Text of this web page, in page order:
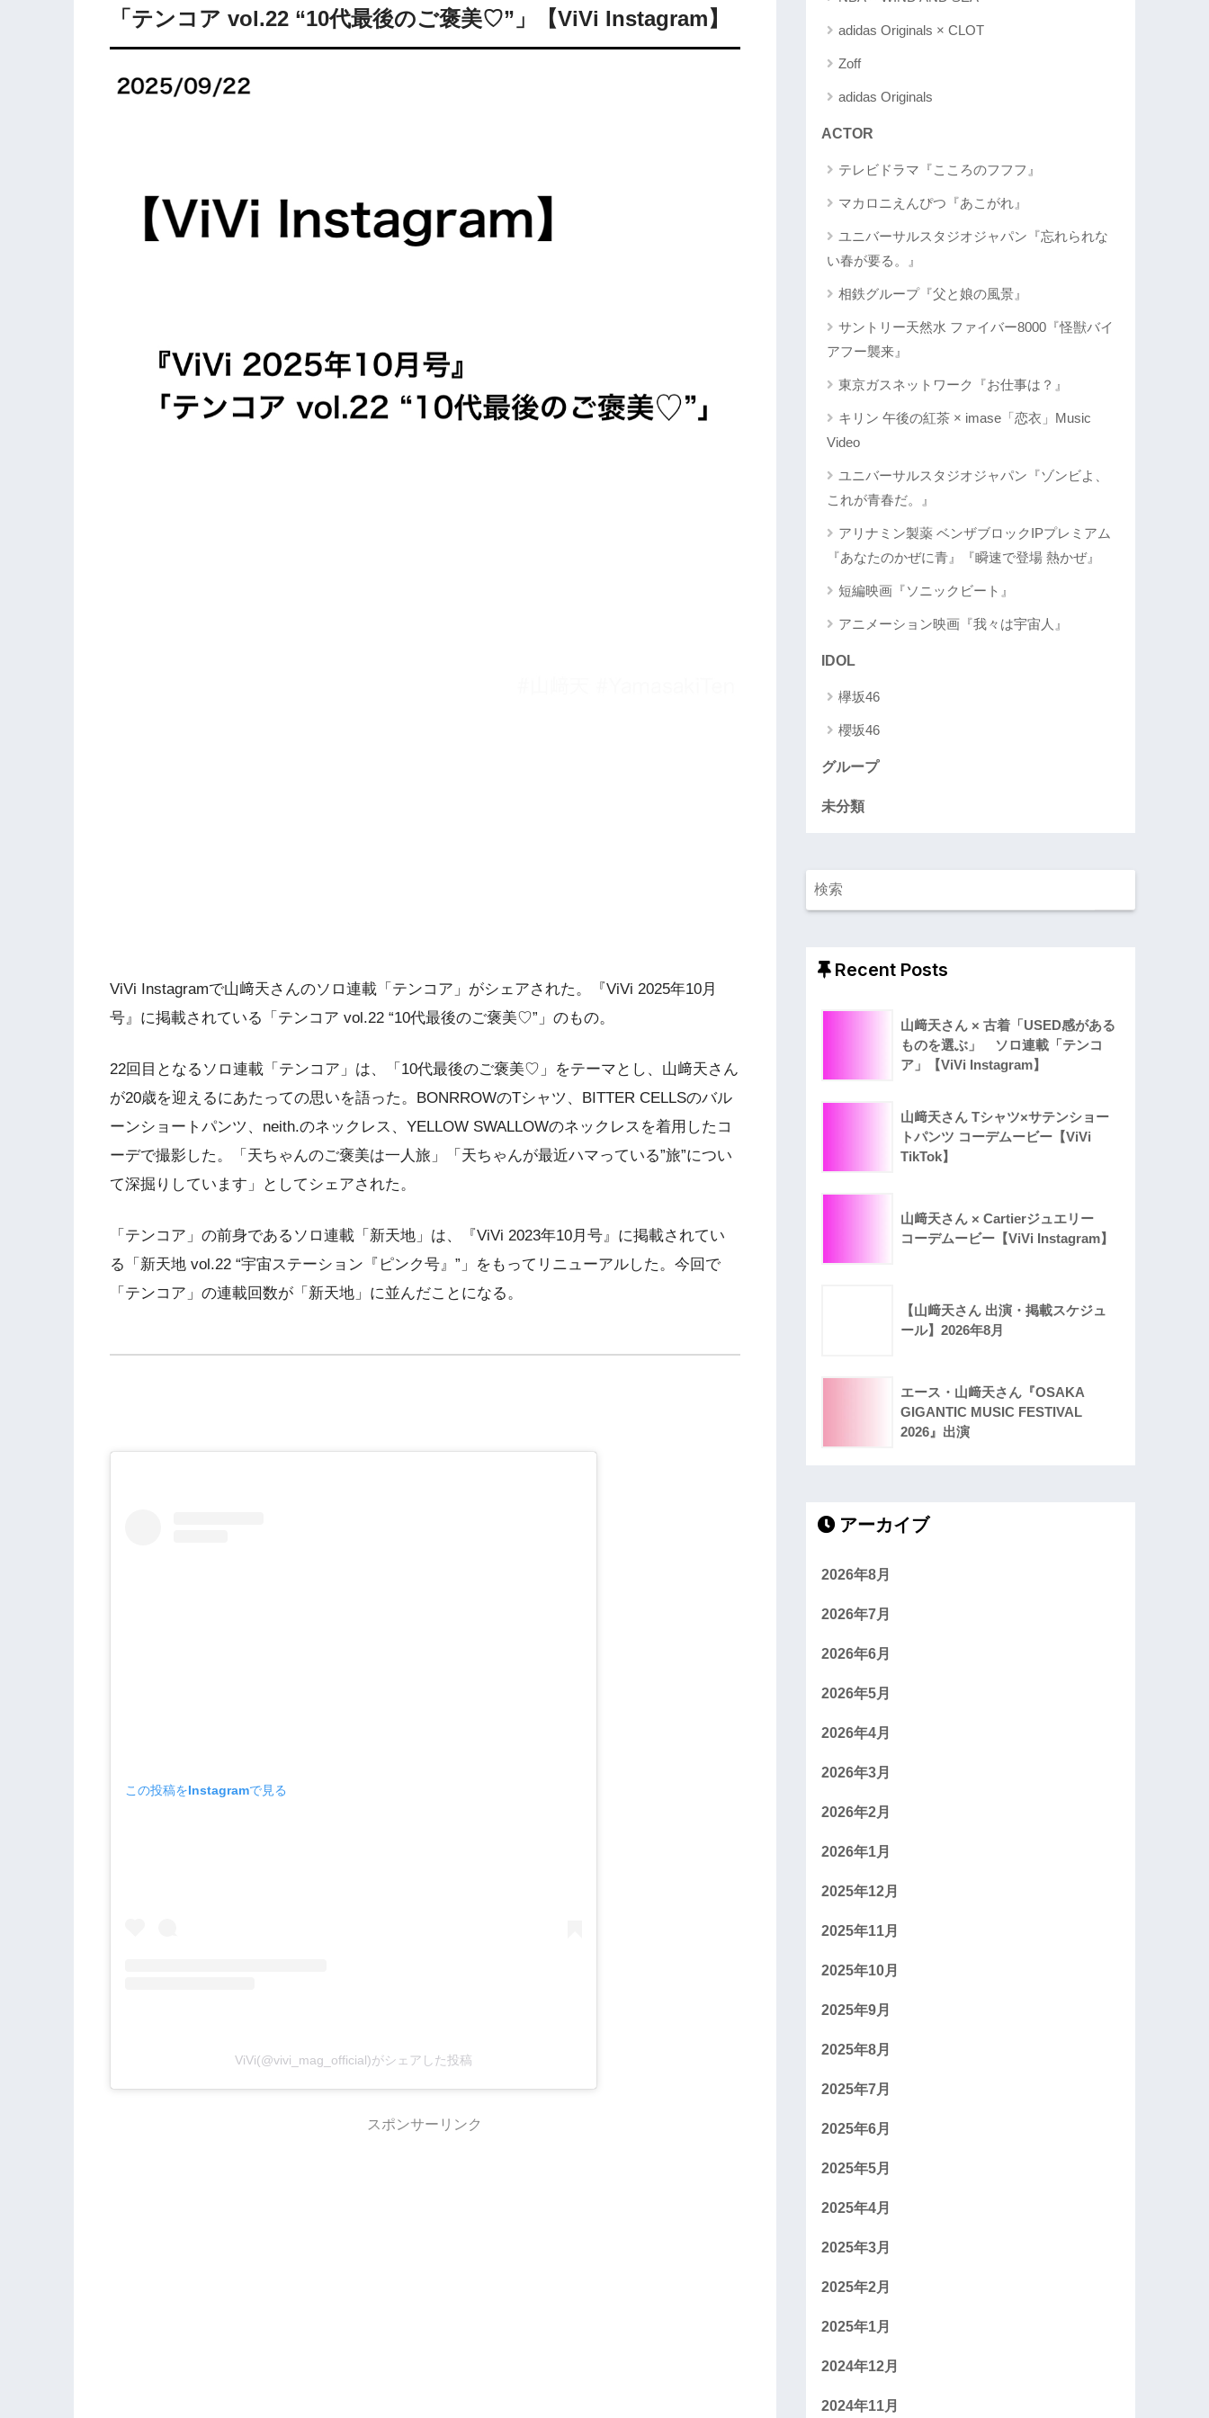
「テンコア vol.22 “10代最後のご褒美♡”」【ViVi Instagram】
ViVi Instagramで山﨑天さんのソロ連載「テンコア」がシェアされた。『ViVi 2025年10月
号』に掲載されている「テンコア vol.22 “10代最後のご褒美♡”」のもの。
22回目となるソロ連載「テンコア」は、「10代最後のご褒美♡」をテーマとし、山﨑天さん
が20歳を迎えるにあたっての思いを語った。BONRROWのTシャツ、BITTER CELLSのバル
ーンショートパンツ、neith.のネックレス、YELLOW SWALLOWのネックレスを着用したコ
ーデで撮影した。「天ちゃんのご褒美は一人旅」「天ちゃんが最近ハマっている”旅”につい
て深掘りしています」としてシェアされた。
「テンコア」の前身であるソロ連載「新天地」は、『ViVi 2023年10月号』に掲載されてい
る「新天地 vol.22 “宇宙ステーション『ピンク号』”」をもってリニューアルした。今回で
「テンコア」の連載回数が「新天地」に並んだことになる。
この投稿をInstagramで見る
ViVi(@vivi_mag_official)がシェアした投稿
スポンサーリンク
adidas Originals × CLOT
Zoff
adidas Originals
ACTOR
テレビドラマ『こころのフフフ』
マカロニえんぴつ『あこがれ』
ユニバーサルスタジオジャパン『忘れられな
い春が要る。』
相鉄グループ『父と娘の風景』
サントリー天然水 ファイバー8000『怪獣バイ
アフー襲来』
東京ガスネットワーク『お仕事は？』
キリン 午後の紅茶 × imase「恋衣」Music
Video
ユニバーサルスタジオジャパン『ゾンビよ、
これが青春だ。』
アリナミン製薬 ベンザブロックIPプレミアム
『あなたのかぜに青』『瞬速で登場 熱かぜ』
短編映画『ソニックビート』
アニメーション映画『我々は宇宙人』
IDOL
欅坂46
櫻坂46
グループ
未分類
Recent Posts
山﨑天さん × 古着「USED感がある
ものを選ぶ」 ソロ連載「テンコ
ア」【ViVi Instagram】
山﨑天さん Tシャツ×サテンショー
トパンツ コーデムービー【ViVi
TikTok】
山﨑天さん × Cartierジュエリー
コーデムービー【ViVi Instagram】
【山﨑天さん 出演・掲載スケジュ
ール】2026年8月
エース・山﨑天さん『OSAKA
GIGANTIC MUSIC FESTIVAL
2026』出演
アーカイブ
2026年8月
2026年7月
2026年6月
2026年5月
2026年4月
2026年3月
2026年2月
2026年1月
2025年12月
2025年11月
2025年10月
2025年9月
2025年8月
2025年7月
2025年6月
2025年5月
2025年4月
2025年3月
2025年2月
2025年1月
2024年12月
2024年11月